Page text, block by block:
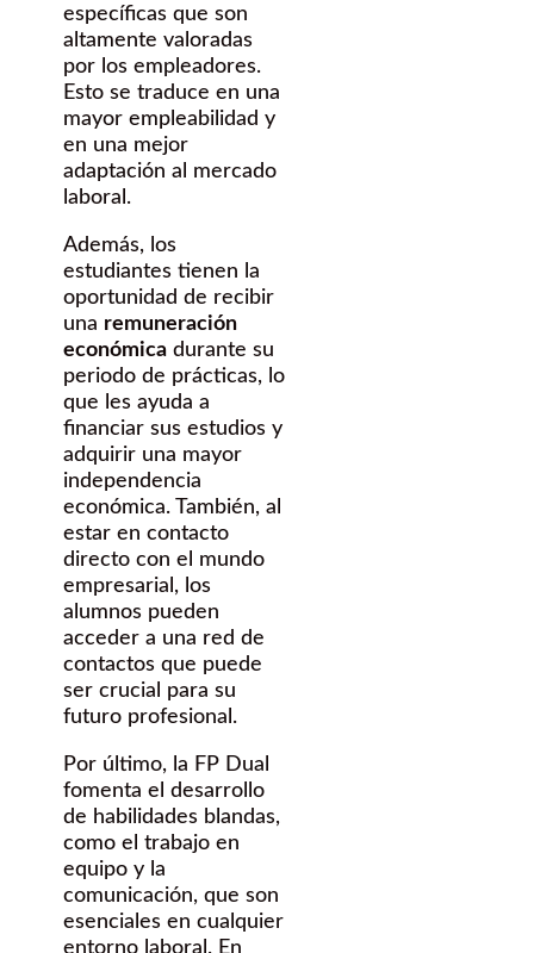
específicas que son
altamente valoradas
por los empleadores.
Esto se traduce en una
mayor empleabilidad y
en una mejor
adaptación al mercado
laboral.
Además, los
estudiantes tienen la
oportunidad de recibir
una remuneración
económica durante su
periodo de prácticas, lo
que les ayuda a
financiar sus estudios y
adquirir una mayor
independencia
económica. También, al
estar en contacto
directo con el mundo
empresarial, los
alumnos pueden
acceder a una red de
contactos que puede
ser crucial para su
futuro profesional.
Por último, la FP Dual
fomenta el desarrollo
de habilidades blandas,
como el trabajo en
equipo y la
comunicación, que son
esenciales en cualquier
entorno laboral. En